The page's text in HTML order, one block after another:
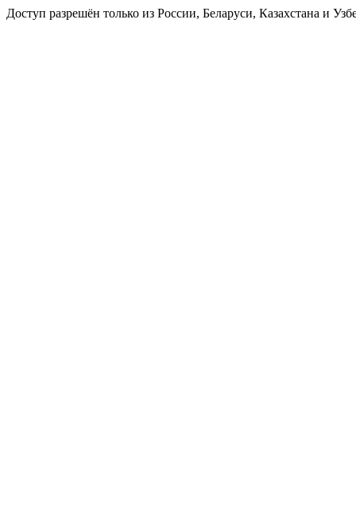
Доступ разрешён только из России, Беларуси, Казахстана и